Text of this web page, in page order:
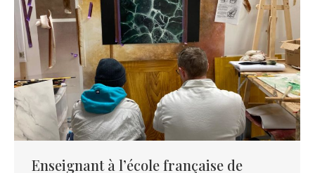
Enseignant à l’école française de